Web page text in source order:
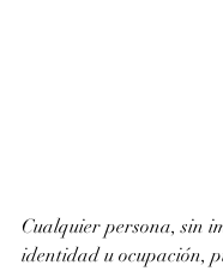
Cualquier persona, sin
identidad u ocupación,